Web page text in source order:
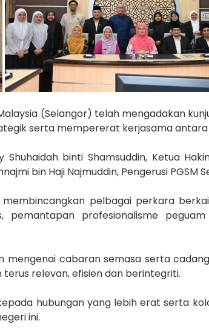
(Selangor) telah mengadakan
serta mempererat kerjasama
binti Shamsuddin, Ketua
bin Haji Najmuddin, Pengerusi
pelbagai perkara
pemantapan profesionalisme
cabaran semasa serta
relevan, efisien dan berintegriti.
hubungan yang lebih erat serta
ini.